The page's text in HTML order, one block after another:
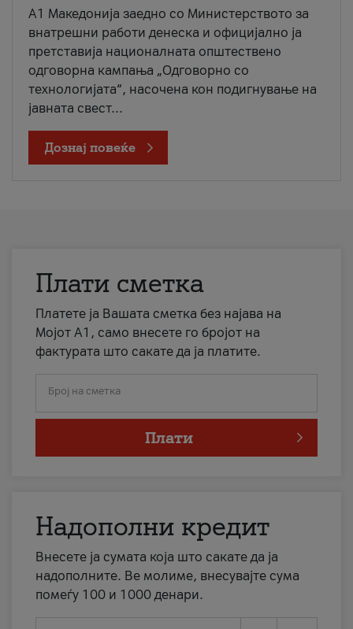
A1 Македонија заедно со Министерството за
внатрешни работи денеска и официјално ја
претставија националната општествено
одговорна кампања „Одговорно со
технологијата“, насочена кон подигнување на
јавната свест...
Дознај повеќе
Плати сметка
Платете ја Вашата сметка без најава на
Мојот А1, само внесете го бројот на
фактурата што сакате да ја платите.
Број на сметка
Плати
Надополни кредит
Внесете ја сумата која што сакате да ја
надополните. Ве молиме, внесувајте сума
помеѓу 100 и 1000 денари.